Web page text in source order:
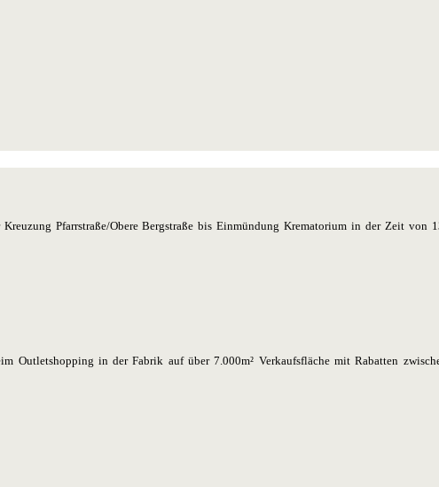
Pfarrstraße/Obere Bergstraße bis Einmündung Krematorium in der Zeit von
in der Fabrik auf über 7.000m² Verkaufsfläche mit Rabatten